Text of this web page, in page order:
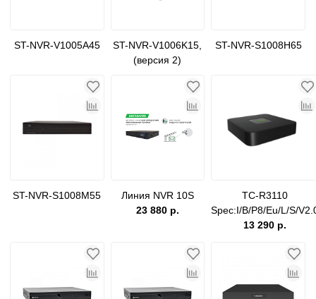
ST-NVR-V1005A45
ST-NVR-V1006K15,
(версия 2)
ST-NVR-S1008H65
ST-NVR-S1008M55
Линия NVR 10S
23 880 р.
TC-R3110
Spec:I/B/P8/Eu/L/S/
13 290 р.